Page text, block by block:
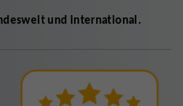
und international.